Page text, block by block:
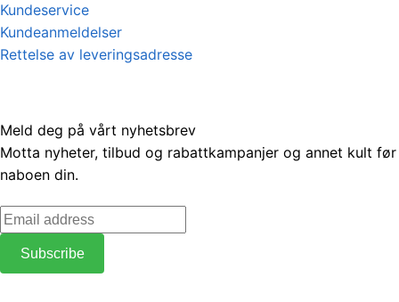
Kundeservice
Kundeanmeldelser
Rettelse av leveringsadresse
Meld deg på vårt nyhetsbrev
Motta nyheter, tilbud og rabattkampanjer og annet kult før
naboen din.